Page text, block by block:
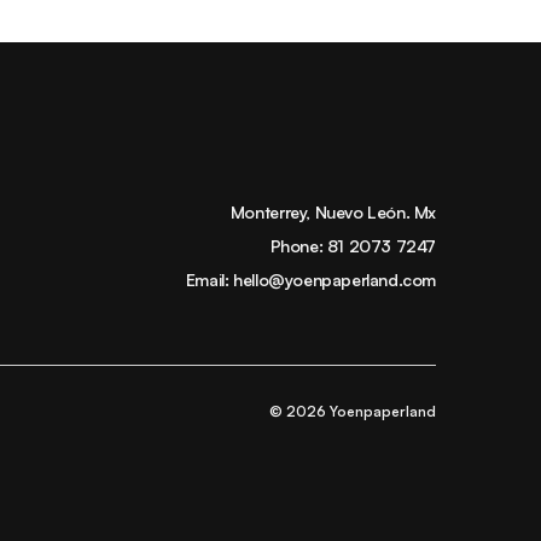
Monterrey, Nuevo León. Mx
Phone: 81 2073 7247
Email: hello@yoenpaperland.com
© 2026 Yoenpaperland